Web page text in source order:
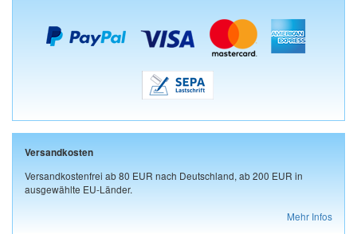
Versandkosten
Versandkostenfrei ab 80 EUR nach Deutschland, ab 200 EUR in
ausgewählte EU-Länder.
Mehr Infos